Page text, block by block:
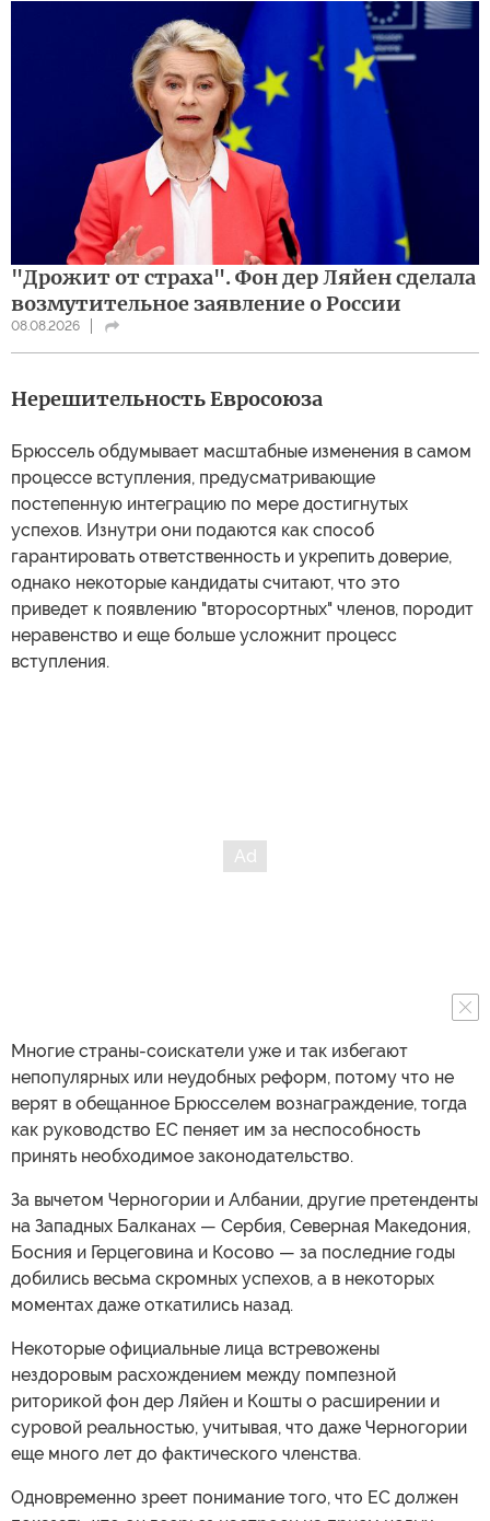
"Дрожит от страха". Фон дер Ляйен сделала
возмутительное заявление о России
08.08.2026
Нерешительность Евросоюза
Брюссель обдумывает масштабные изменения в самом
процессе вступления, предусматривающие
постепенную интеграцию по мере достигнутых
успехов. Изнутри они подаются как способ
гарантировать ответственность и укрепить доверие,
однако некоторые кандидаты считают, что это
приведет к появлению "второсортных" членов, породит
неравенство и еще больше усложнит процесс
вступления.
Многие страны-соискатели уже и так избегают
непопулярных или неудобных реформ, потому что не
верят в обещанное Брюсселем вознаграждение, тогда
как руководство ЕС пеняет им за неспособность
принять необходимое законодательство.
За вычетом Черногории и Албании, другие претенденты
на Западных Балканах — Сербия, Северная Македония,
Босния и Герцеговина и Косово — за последние годы
добились весьма скромных успехов, а в некоторых
моментах даже откатились назад.
Некоторые официальные лица встревожены
нездоровым расхождением между помпезной
риторикой фон дер Ляйен и Кошты о расширении и
суровой реальностью, учитывая, что даже Черногории
еще много лет до фактического членства.
Одновременно зреет понимание того, что ЕС должен